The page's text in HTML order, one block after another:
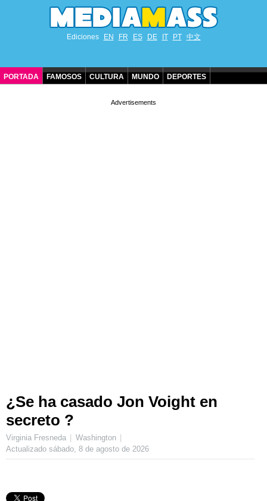
Ediciones EN FR ES DE IT PT 中文
PORTADA FAMOSOS CULTURA MUNDO DEPORTES
¿Se ha casado Jon Voight en
secreto ?
Virginia Fresneda
Washington
Actualizado sábado, 8 de agosto de 2026